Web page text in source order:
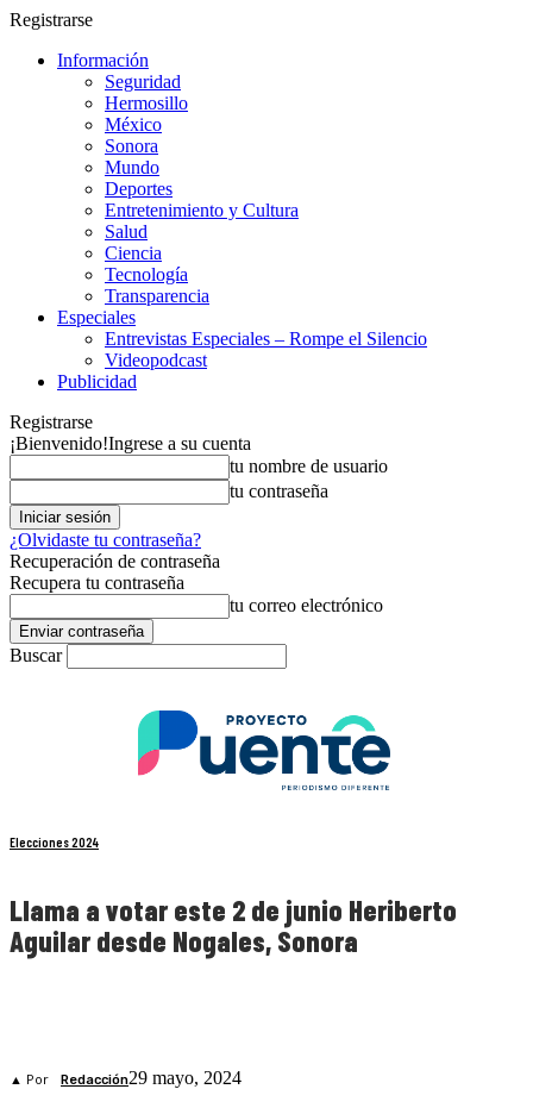
Registrarse
Información
Seguridad
Hermosillo
México
Sonora
Mundo
Deportes
Entretenimiento y Cultura
Salud
Ciencia
Tecnología
Transparencia
Especiales
Entrevistas Especiales – Rompe el Silencio
Videopodcast
Publicidad
Registrarse
¡Bienvenido!Ingrese a su cuenta
tu nombre de usuario
tu contraseña
¿Olvidaste tu contraseña?
Recuperación de contraseña
Recupera tu contraseña
tu correo electrónico
Buscar
Elecciones 2024
Llama a votar este 2 de junio Heriberto
Aguilar desde Nogales, Sonora
▲ Por Redacción29 mayo, 2024